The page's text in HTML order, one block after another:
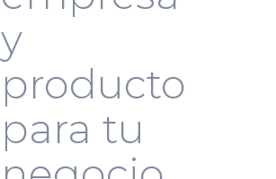
y
producto
para tu